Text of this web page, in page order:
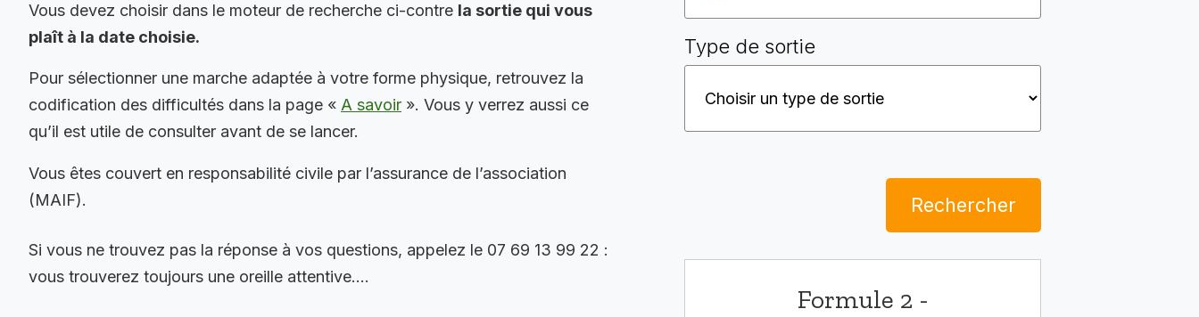
Vous devez choisir dans le moteur de recherche ci-contre la sortie qui vous
plaît à la date choisie.
Pour sélectionner une marche adaptée à votre forme physique, retrouvez la
codification des difficultés dans la page « A savoir ». Vous y verrez aussi ce
qu’il est utile de consulter avant de se lancer.
Vous êtes couvert en responsabilité civile par l’assurance de l’association
(MAIF).
Si vous ne trouvez pas la réponse à vos questions, appelez le 07 69 13 99 22 :
vous trouverez toujours une oreille attentive….
Type de sortie
Rechercher
Formule 2 -